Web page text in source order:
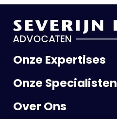
Onze Expertises
Onze Specialisten
Over Ons